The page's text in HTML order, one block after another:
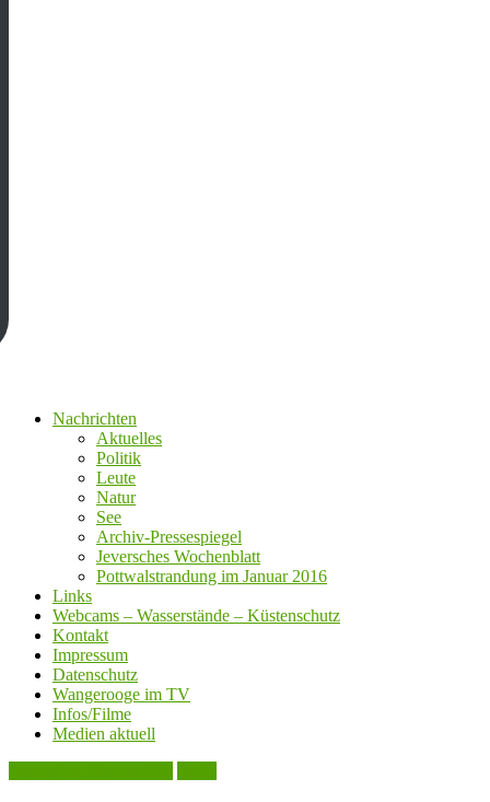
Nachrichten
Aktuelles
Politik
Leute
Natur
See
Archiv-Pressespiegel
Jeversches Wochenblatt
Pottwalstrandung im Januar 2016
Links
Webcams – Wasserstände – Küstenschutz
Kontakt
Impressum
Datenschutz
Wangerooge im TV
Infos/Filme
Medien aktuell